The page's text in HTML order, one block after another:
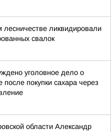
лесничестве ликвидировали
свалок
уголовное дело о
покупки сахара через
области Александр